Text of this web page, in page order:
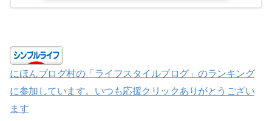
にほんブログ村の「ライフスタイルブログ」のランキング
に参加しています。いつも応援クリックありがとうござい
ます